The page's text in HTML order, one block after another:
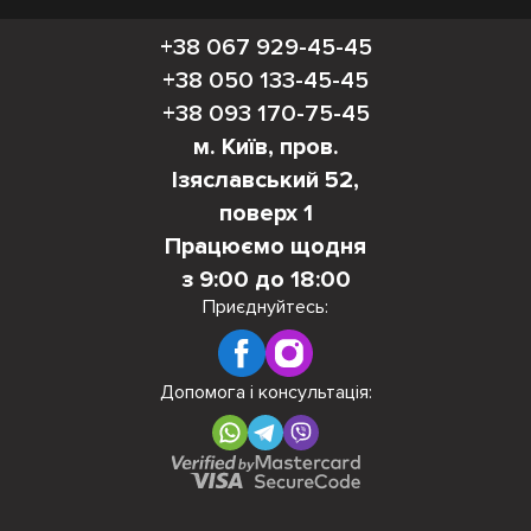
Матеріал
До вибору матеріалу основи ліжка підійдіть дуже
відповідально. Оберіть металеве ліжко, якщо для вас
важливий дизайн та міцність, або віддайте перевагу
класичним дерев’яним моделям.
Конструкційні особливості
Широкі Сходинки
Широкі сходинки забезпечують більш стабільну та
надійну підтримку під час підйому та спуску. Це
особливо важливо для дітей, оскільки зменшує ризик
послизнення чи втрати рівноваги. Крім того, ширші
+38 067 929-45-45
+38 050 133-45-45
+38 093 170-75-45
м. Київ, пров.
Ізяславський 52,
поверх 1
Працюємо щодня
з 9:00 до 18:00
Приєднуйтесь:
Допомога і консультація: